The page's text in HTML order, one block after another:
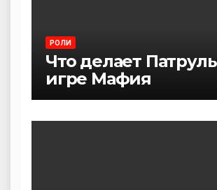
РОЛИ
Что делает
игре Мафия